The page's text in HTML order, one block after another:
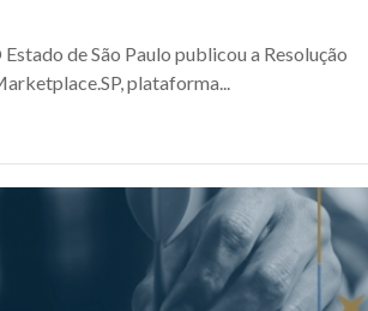
de São Paulo publicou a Resolução
plataforma...